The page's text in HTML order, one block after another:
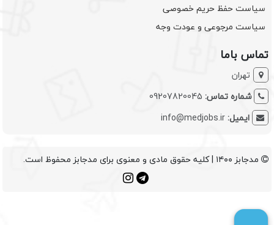
سیاست حفظ حریم خصوصی
سیاست مرجوعی و عودت وجه
تماس باما
تهران
شماره تماس: 09207820045
ایمیل:info@medjobs.ir
مدجابز ۱۴۰۰ | کلیه حقوق مادی و معنوی برای مدجابز محفوظ است.